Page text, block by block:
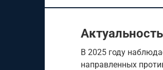
В 2025 году
направленных